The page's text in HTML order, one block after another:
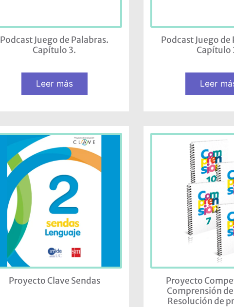
Podcast Juego de Palabras.
Capítulo 3.
Leer más
Podcast Juego de
Capítulo
Leer
Proyecto Clave Sendas
Proyecto
Comprensión
Resolución de